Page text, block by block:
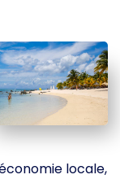
locale,